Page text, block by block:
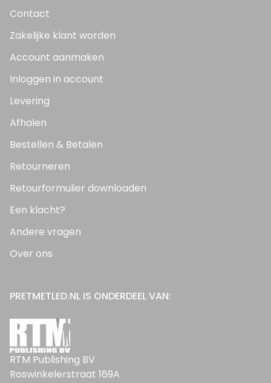
Contact
Zakelijke klant worden
Account aanmaken
Inloggen in account
Levering
Afhalen
Bestellen & Betalen
Retourneren
Retourformulier downloaden
Een klacht?
Andere vragen
Over ons
PRETMETLED.NL IS ONDERDEEL VAN:
RTM Publishing BV
Roswinkelerstraat 169A